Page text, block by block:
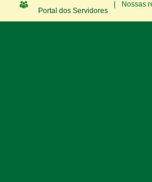
Portal dos Servidores
Nossas